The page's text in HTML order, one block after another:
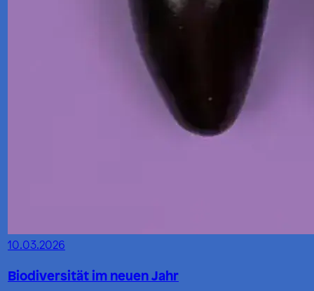
10.03.2026
Biodiversität im neuen Jahr